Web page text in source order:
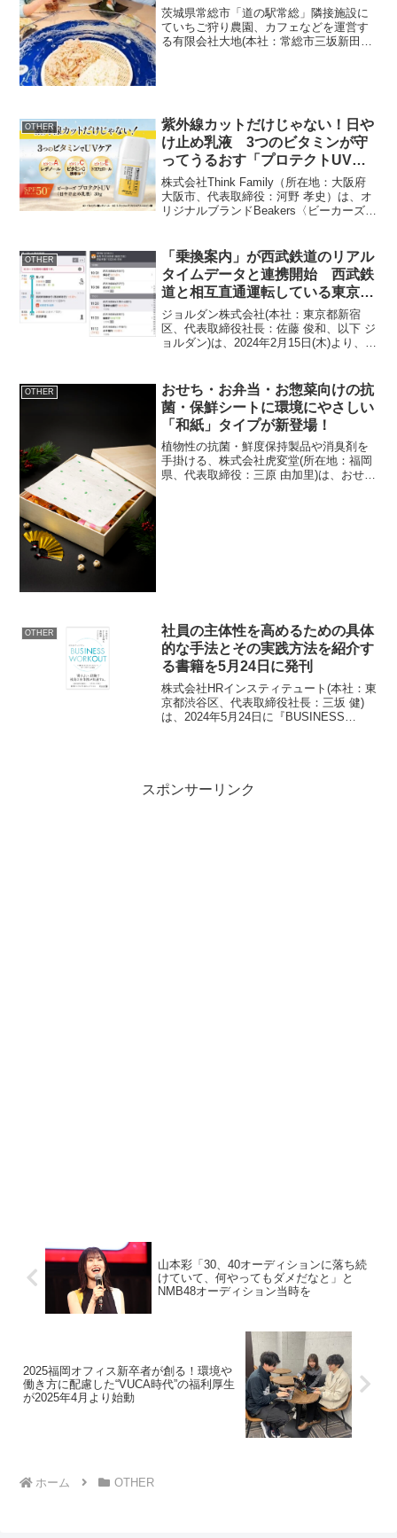
「大地庵」を7月7日(日)オープ
ン！
茨城県常総市「道の駅常総」隣接施設に
ていちご狩り農園、カフェなどを運営す
る有限会社大地(本社：常総市三坂新田
OTHER
紫外線カットだけじゃない！日や
け止め乳液 3つのビタミンが守
ってうるおす「プロテクトUV」
販売開始
株式会社Think Family（所在地：大阪府
大阪市、代表取締役：河野 孝史）は、オ
リジナルブランドBeakers〈ビーカーズ〉
（SPF50+／PA++++）をAmazo...
OTHER
「乗換案内」が西武鉄道のリアル
タイムデータと連携開始 西武鉄
道と相互直通運転している東京メ
トロのリアルタイムデータとあわ
せ東京メトロ線内運行中の直通列
車の遅延状況も反映
ジョルダン株式会社(本社：東京都新宿
区、代表取締役社長：佐藤 俊和、以下 ジ
ョルダン)は、2024年2月15日(木)より、経
との連携を開始しました。「乗換案内」
で西武鉄...
OTHER
おせち・お弁当・お惣菜向けの抗
菌・保鮮シートに環境にやさしい
「和紙」タイプが新登場！
植物性の抗菌・鮮度保持製品や消臭剤を
手掛ける、株式会社虎変堂(所在地：福岡
県、代表取締役：三原 由加里)は、おせ
OTHER
社員の主体性を高めるための具体
的な手法とその実践方法を紹介す
る書籍を5月24日に発刊
株式会社HRインスティテュート(本社：東
京都渋谷区、代表取締役社長：三坂 健)
は、2024年5月24日に『BUSINESS
スポンサーリンク
山本彩「30、40オーディションに落ち続
けていて、何やってもダメだなと」と
NMB48オーディション当時を
2025福岡オフィス新卒者が創る！環境や
働き方に配慮した“VUCA時代”の福利厚生
が2025年4月より始動
ホーム OTHER